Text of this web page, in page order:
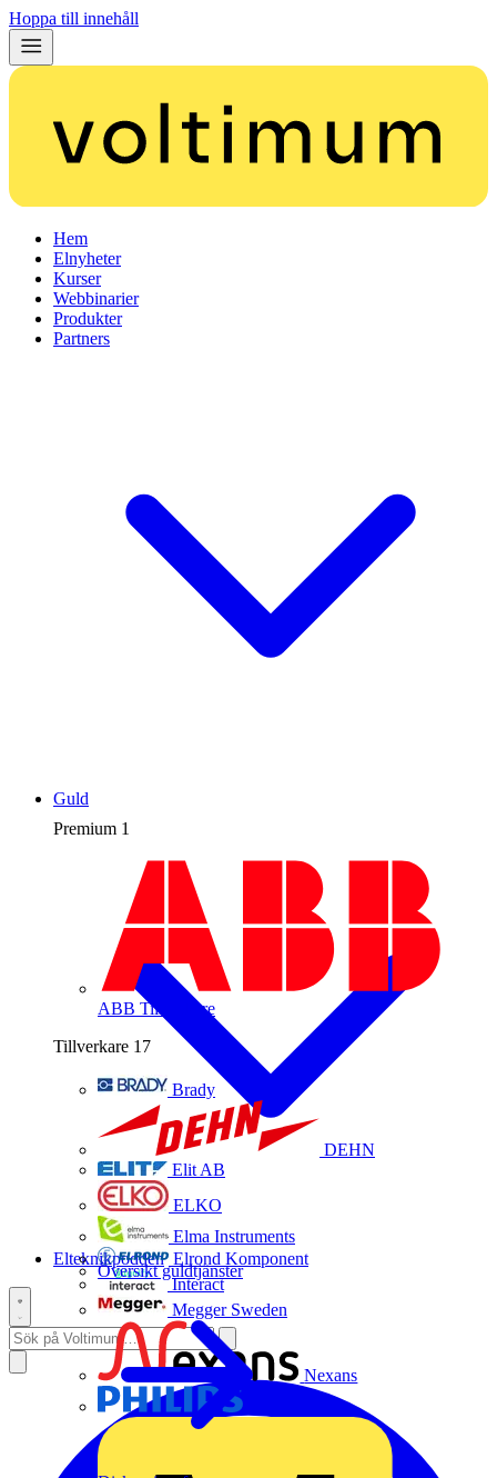
Hoppa till innehåll
Hem
Elnyheter
Kurser
Webbinarier
Produkter
Partners
Premium 1
ABB Tillverkare
Tillverkare 17
Brady
DEHN
Elit AB
ELKO
Elma Instruments
Elrond Komponent
Interact
Megger Sweden
Nexans
Guld
Översikt guldtjänster
Elteknikpodden